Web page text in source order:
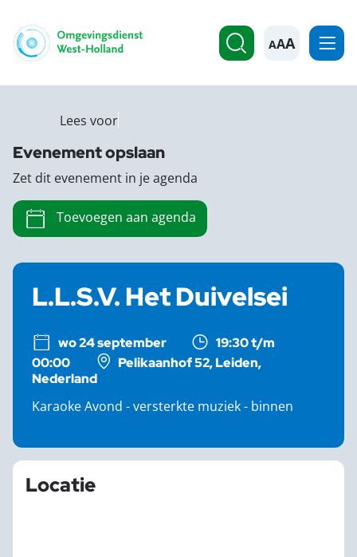
A
L.L.S.V. Het Duivelsei
wo 24 september
19:30 t/m
00:00
Pelikaanhof 52, Leiden,
Nederland
Karaoke Avond - versterkte muziek - binnen
Locatie
Lees voor
Evenement opslaan
Zet dit evenement in je agenda
Toevoegen aan agenda